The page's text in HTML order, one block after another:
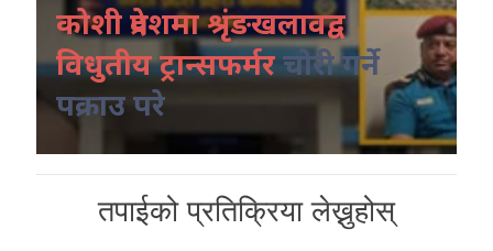
कोशी प्रदेशमा श्रृंङखलावद्व
विधुतीय ट्रान्सफर्मरचोरी गर्ने
पक्राउ परे
तपाईको प्रतिक्रिया लेख्नुहोस्